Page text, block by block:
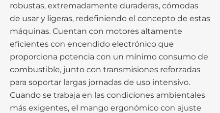
robustas, extremadamente duraderas, cómodas
de usar y ligeras, redefiniendo el concepto de estas
máquinas. Cuentan con motores altamente
eficientes con encendido electrónico que
proporciona potencia con un mínimo consumo de
combustible, junto con transmisiones reforzadas
para soportar largas jornadas de uso intensivo.
Cuando se trabaja en las condiciones ambientales
más exigentes, el mango ergonómico con ajuste